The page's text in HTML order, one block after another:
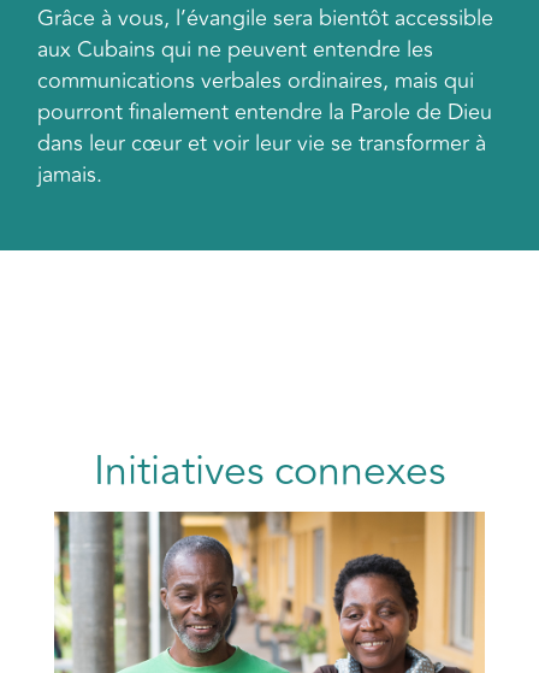
Grâce à vous, l’évangile sera bientôt accessible
aux Cubains qui ne peuvent entendre les
communications verbales ordinaires, mais qui
pourront finalement entendre la Parole de Dieu
dans leur cœur et voir leur vie se transformer à
jamais.
Initiatives connexes